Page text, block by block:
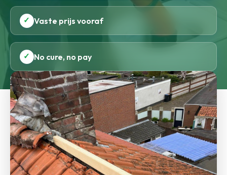
✓ Vaste prijs vooraf
✓ No cure, no pay